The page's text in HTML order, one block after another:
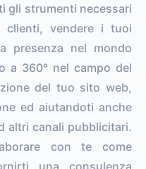
gli strumenti necessari
clienti, vendere i tuoi
presenza nel mondo
a 360° nel campo del
del tuo sito web,
ed aiutandoti anche
altri canali pubblicitari.
con te come
una consulenza